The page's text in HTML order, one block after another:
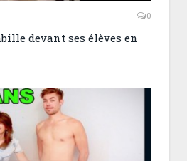
0
devant ses élèves en